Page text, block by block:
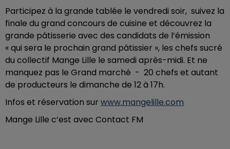
Participez à la grande tablée le vendredi soir, suivez la
finale du grand concours de cuisine et découvrez la
grande pâtisserie avec des candidats de l’émission
« qui sera le prochain grand pâtissier », les chefs sucré
du collectif Mange Lille le samedi après-midi. Et ne
manquez pas le Grand marché - 20 chefs et autant
de producteurs le dimanche de 12 à 17h.
Infos et réservation sur www.mangelille.com
Mange Lille c’est avec Contact FM